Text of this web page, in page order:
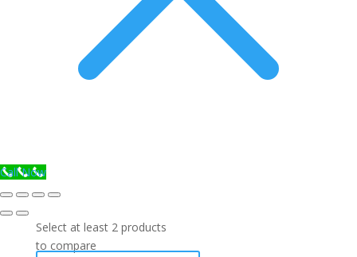
Call Now
Select at least 2 products
to compare